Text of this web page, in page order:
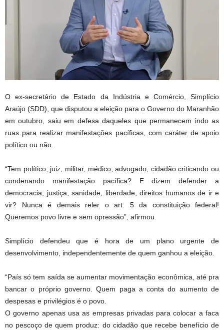
O ex-secretário de Estado da Indústria e Comércio, Simplício
Araújo (SDD), que disputou a eleição para o Governo do Maranhão
em outubro, saiu em defesa daqueles que permanecem indo as
ruas para realizar manifestações pacíficas, com caráter de apoio
político ou não.
“Tem político, juiz, militar, médico, advogado, cidadão criticando ou
condenando manifestação pacífica? E dizem defender a
democracia, justiça, sanidade, liberdade, direitos humanos de ir e
vir? Nunca é demais reler o art. 5 da constituição federal!
Queremos povo livre e sem opressão”, afirmou.
Simplício defendeu que é hora de um plano urgente de
desenvolvimento, independentemente de quem ganhou a eleição.
“País só tem saída se aumentar movimentação econômica, até pra
bancar o próprio governo. Quem paga a conta do aumento de
despesas e privilégios é o povo.
O governo apenas usa as empresas privadas para colocar a faca
no pescoço de quem produz: do cidadão que recebe benefício de